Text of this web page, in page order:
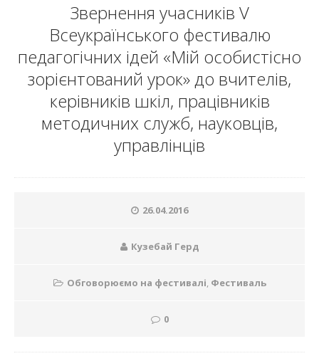
Звернення учасників V
Всеукраїнського фестивалю
педагогічних ідей «Мій особистісно
зорієнтований урок» до вчителів,
керівників шкіл, працівників
методичних служб, науковців,
управлінців
26.04.2016
Кузебай Герд
Обговорюємо на фестивалі, Фестиваль
0